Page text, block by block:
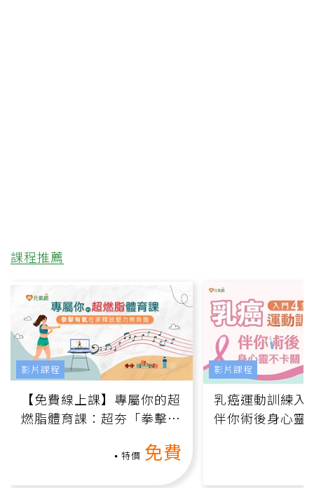
課程推薦
【免費線上課】專屬你的超
燃脂體育課：超夯「拳擊有
特價 免費
影片課程
乳癌運動訓練入
伴你術後身心靈
影片課程